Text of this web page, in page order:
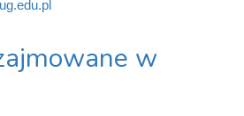
w